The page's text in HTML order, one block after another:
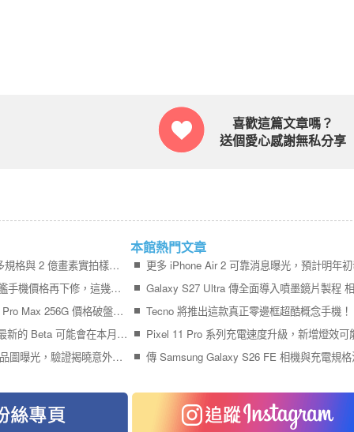
喜歡這篇文章嗎？
送個愛心感謝無私分享
紅米 K100 Pro Max 更多規格與 2 億畫素實拍樣張公布
一週詢價排行榜出爐 旗艦手機價格再下修，這幾款手機現在超值得看(8/1~8/7)
【米可促銷】iPhone 17 Pro Max 256G 價格破盤！米可手機館限時 $40,880 (8/7~8/9)
傳 Samsung One UI 9 最新的 Beta 可能會在本月中前針對 Galaxy S26 系列釋出！
三星 Galaxy S26 FE 產品圖曝光，驗證揭曉意外採用高通網路晶片
本館熱門文章
Tecno 將推出這款真正零邊框超酷概念手機！